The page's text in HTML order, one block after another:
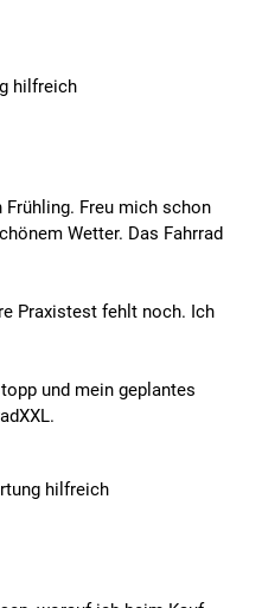
hilfreich
Frühling. Freu mich schon
Wetter. Das Fahrrad
Praxistest fehlt noch. Ich
und mein geplantes
hilfreich